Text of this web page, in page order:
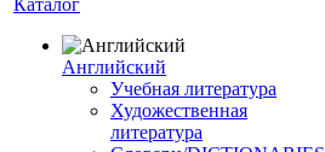
Каталог
Английский
Учебная литература
Художественная
литература